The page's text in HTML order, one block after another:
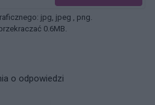
jpg, jpeg , png.
0.6MB.
o odpowiedzi